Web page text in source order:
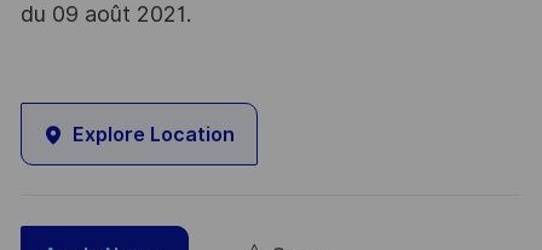
du 09 août 2021.
Explore Location